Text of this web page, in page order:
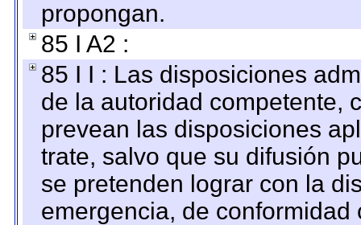
propongan.
85 I A2 :
85 I I : Las disposiciones
de la autoridad competente,
prevean las disposiciones
trate, salvo que su difusión
se pretenden lograr con la
emergencia, de